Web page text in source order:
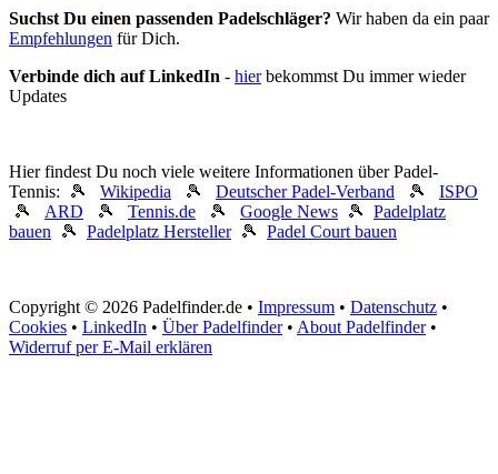
Suchst Du einen passenden Padelschläger? Wir haben da ein paar
Empfehlungen für Dich.
Verbinde dich auf LinkedIn - hierbekommst Du immer wieder
Updates
Hier findest Du noch viele weitere Informationen über Padel-
Tennis: 🎾 Wikipedia 🎾 Deutscher Padel-Verband 🎾 ISPO
🎾 ARD 🎾 Tennis.de 🎾 Google News 🎾 Padelplatz
bauen 🎾 Padelplatz Hersteller🎾 Padel Court bauen
Copyright © 2026 Padelfinder.de • Impressum • Datenschutz •
Cookies • LinkedIn • Über Padelfinder• About Padelfinder•
Widerruf per E-Mail erklären